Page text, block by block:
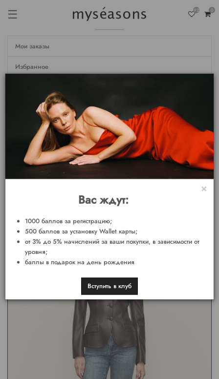
☰ 92 0
Мои заказы
Избранное
Личные данные
Мои бонусы
Выход
×
Вас ждут:
1000 баллов за регистрацию;
500 баллов за установку Wallet карты;
от 3% до 5% начислений за ваши покупки, в зависимости от
уровня;
баллы в подарок на день рождения
Вступить в клуб